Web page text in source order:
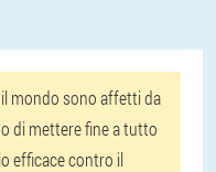
mondo sono affetti da
di mettere fine a tutto
efficace contro il